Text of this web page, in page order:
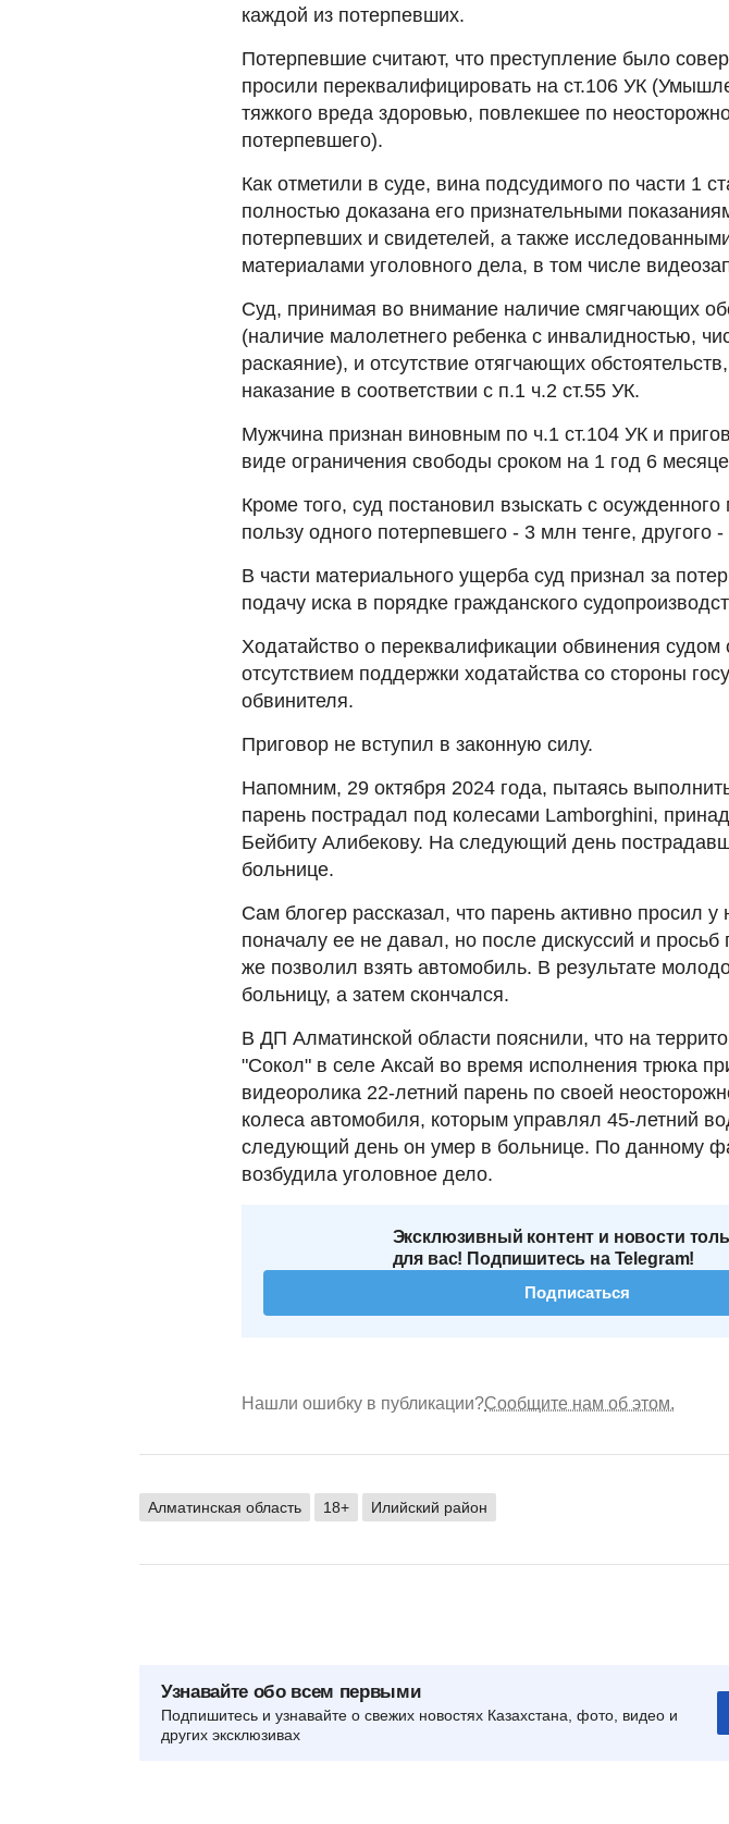
каждой из потерпевших.
Потерпевшие считают, что преступление было
просили переквалифицировать на ст.106 УК
тяжкого вреда здоровью, повлекшее по
потерпевшего).
Как отметили в суде, вина подсудимого по части 1
полностью доказана его признательными
потерпевших и свидетелей, а также
материалами уголовного дела, в том числе
Суд, принимая во внимание наличие смягчающих
(наличие малолетнего ребенка с инвалидностью,
раскаяние), и отсутствие отягчающих
наказание в соответствии с п.1 ч.2 ст.55 УК.
Мужчина признан виновным по ч.1 ст.104 УК и
виде ограничения свободы сроком на 1 год 6
Кроме того, суд постановил взыскать с
пользу одного потерпевшего - 3 млн тенге, другого
В части материального ущерба суд признал за
подачу иска в порядке гражданского
Ходатайство о переквалификации обвинения судом
отсутствием поддержки ходатайства со стороны
обвинителя.
Приговор не вступил в законную силу.
Напомним, 29 октября 2024 года, пытаясь
парень пострадал под колесами Lamborghini,
Бейбиту Алибекову. На следующий день
больнице.
Сам блогер рассказал, что парень активно просил
поначалу ее не давал, но после дискуссий и просьб
же позволил взять автомобиль. В результате
больницу, а затем скончался.
В ДП Алматинской области пояснили, что на
"Сокол" в селе Аксай во время исполнения трюка
видеоролика 22-летний парень по своей
колеса автомобиля, которым управлял 45-летний
следующий день он умер в больнице. По данному
возбудила уголовное дело.
Эксклюзивный контент и новости
для вас! Подпишитесь на Telegram!
Подписаться
Нашли ошибку в публикации?Сообщите нам об этом.
Алматинская область 18+ Илийский район
Узнавайте обо всем первыми
Подпишитесь и узнавайте о свежих новостях Казахстана, фото, видео и
других эксклюзивах